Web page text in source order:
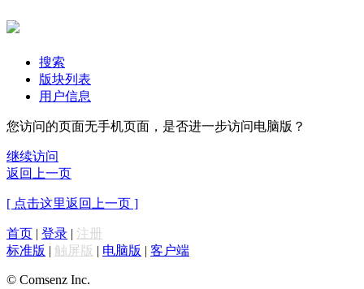
搜索
版块列表
用户信息
您访问的页面无手机页面，是否进一步访问电脑版？
继续访问
返回上一页
[ 点击这里返回上一页 ]
首页 | 登录 | 注册
标准版 | 触屏版 | 电脑版 | 客户端
© Comsenz Inc.